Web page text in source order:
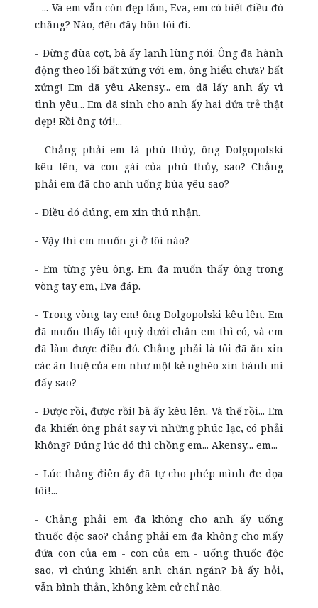
- ... Và em vẫn còn đẹp lắm, Eva, em có biết điều đó
chăng? Nào, đến đây hôn tôi đi.
- Đừng đùa cợt, bà ấy lạnh lùng nói. Ông đã hành
động theo lối bất xứng với em, ông hiểu chưa? bất
xứng! Em đã yêu Akensy... em đã lấy anh ấy vì
tình yêu... Em đã sinh cho anh ấy hai đứa trẻ thật
đẹp! Rồi ông tới!...
- Chẳng phải em là phù thủy, ông Dolgopolski
kêu lên, và con gái của phù thủy, sao? Chẳng
phải em đã cho anh uống bùa yêu sao?
- Điều đó đúng, em xin thú nhận.
- Vậy thì em muốn gì ở tôi nào?
- Em từng yêu ông. Em đã muốn thấy ông trong
vòng tay em, Eva đáp.
- Trong vòng tay em! ông Dolgopolski kêu lên. Em
đã muốn thấy tôi quỳ dưới chân em thì có, và em
đã làm được điều đó. Chẳng phải là tôi đã ăn xin
các ân huệ của em như một kẻ nghèo xin bánh mì
đấy sao?
- Được rồi, được rồi! bà ấy kêu lên. Và thế rồi... Em
đã khiến ông phát say vì những phúc lạc, có phải
không? Đúng lúc đó thì chồng em... Akensy... em...
- Lúc thằng điên ấy đã tự cho phép mình đe dọa
tôi!...
- Chẳng phải em đã không cho anh ấy uống
thuốc độc sao? chẳng phải em đã không cho mấy
đứa con của em - con của em - uống thuốc độc
sao, vì chúng khiến anh chán ngán? bà ấy hỏi,
vẫn bình thản, không kèm cử chỉ nào.